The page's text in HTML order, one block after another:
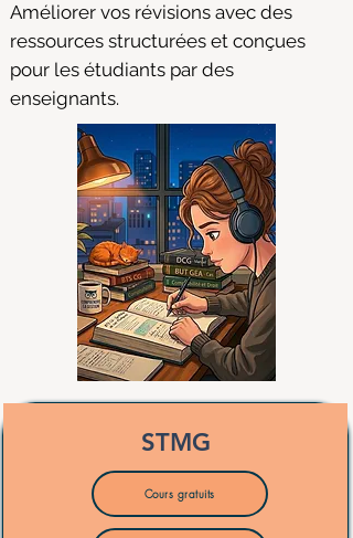
Améliorer vos révisions avec des
ressources structurées et conçues
pour les étudiants par des
enseignants.
STMG
Cours gratuits